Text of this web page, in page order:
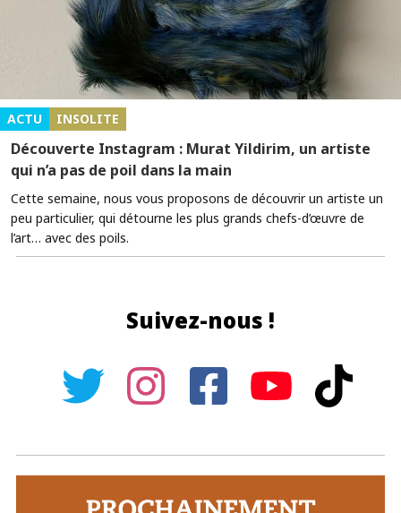
ACTU INSOLITE
Découverte Instagram : Murat Yildirim, un artiste
qui n’a pas de poil dans la main
Cette semaine, nous vous proposons de découvrir un artiste un
peu particulier, qui détourne les plus grands chefs-d’œuvre de
l’art… avec des poils.
Suivez-nous !